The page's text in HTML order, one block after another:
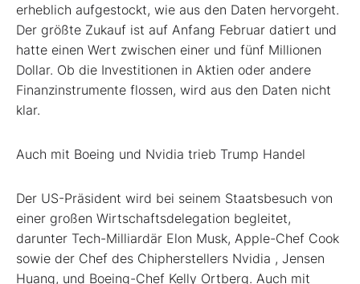
erheblich aufgestockt, wie aus den Daten hervorgeht.
Der größte Zukauf ist auf Anfang Februar datiert und
hatte einen Wert zwischen einer und fünf Millionen
Dollar. Ob die Investitionen in Aktien oder andere
Finanzinstrumente flossen, wird aus den Daten nicht
klar.
Auch mit Boeing und Nvidia trieb Trump Handel
Der US-Präsident wird bei seinem Staatsbesuch von
einer großen Wirtschaftsdelegation begleitet,
darunter Tech-Milliardär Elon Musk, Apple-Chef Cook
sowie der Chef des Chipherstellers Nvidia , Jensen
Huang, und Boeing-Chef Kelly Ortberg. Auch mit